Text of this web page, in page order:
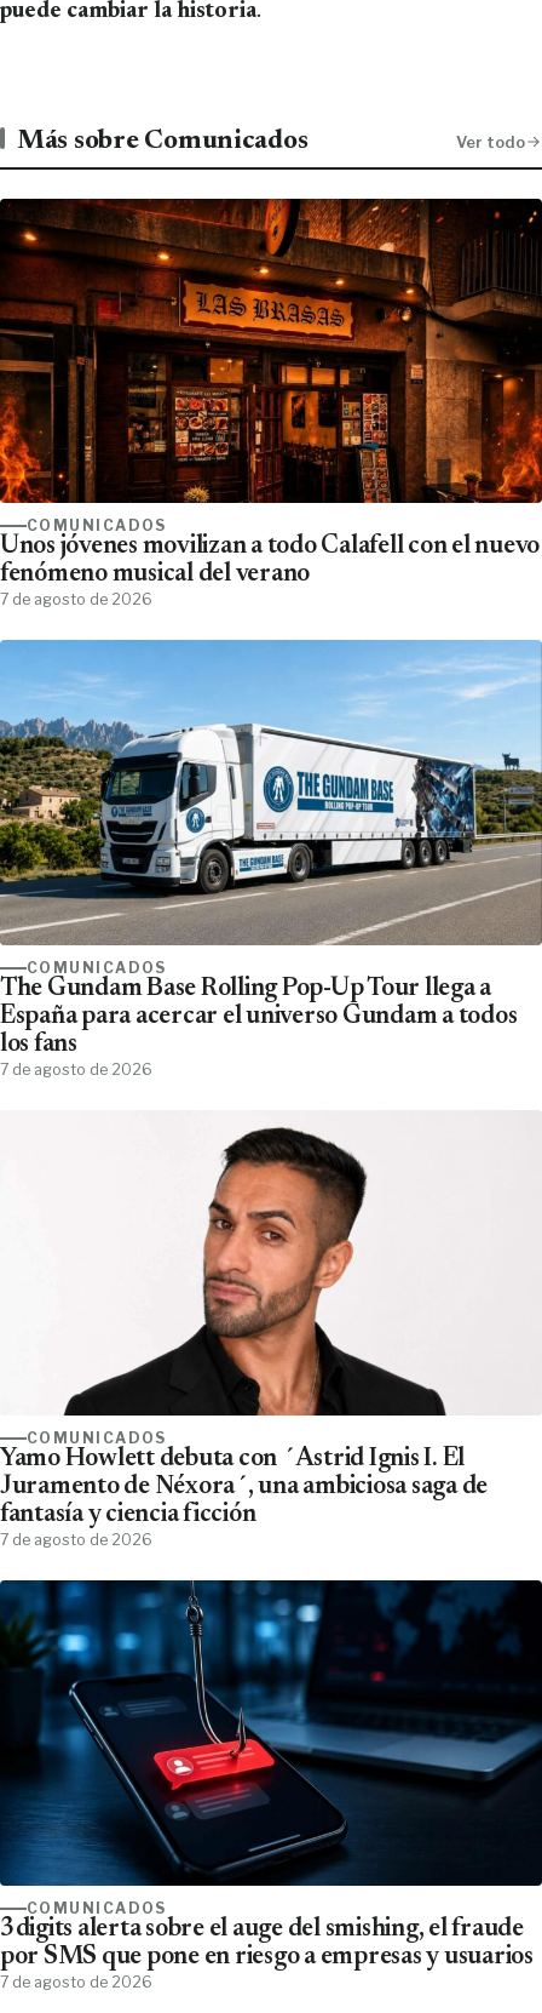
puede cambiar la historia.
Más sobre Comunicados Ver todo
COMUNICADOS
Unos jóvenes movilizan a todo Calafell con el nuevo
fenómeno musical del verano
7 de agosto de 2026
COMUNICADOS
The Gundam Base Rolling Pop-Up Tour llega a
España para acercar el universo Gundam a todos
los fans
7 de agosto de 2026
COMUNICADOS
Yamo Howlett debuta con ´Astrid Ignis I. El
Juramento de Néxora´, una ambiciosa saga de
fantasía y ciencia ficción
7 de agosto de 2026
COMUNICADOS
3digits alerta sobre el auge del smishing, el fraude
por SMS que pone en riesgo a empresas y usuarios
7 de agosto de 2026